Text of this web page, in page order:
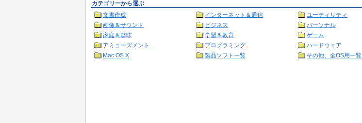
カテゴリーから選ぶ
文書作成
インターネット＆通信
ユーティリティ
画像＆サウンド
ビジネス
パーソナル
家庭＆趣味
学習＆教育
ゲーム
アミューズメント
プログラミング
ハードウェア
Mac OS X
製品ソフト一覧 その他、全OS用一覧